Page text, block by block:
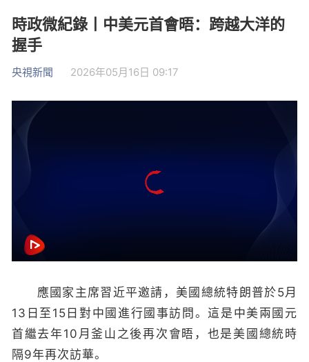
時政微紀錄丨中美元首會晤：跨越大洋的
握手
央視新聞 2026年05月16日 09:17
應國家主席習近平邀請，美國總統特朗普於5月
13日至15日對中國進行國事訪問。這是中美兩國元
首繼去年10月釜山之後再次會晤，也是美國總統時
隔9年再次訪華。